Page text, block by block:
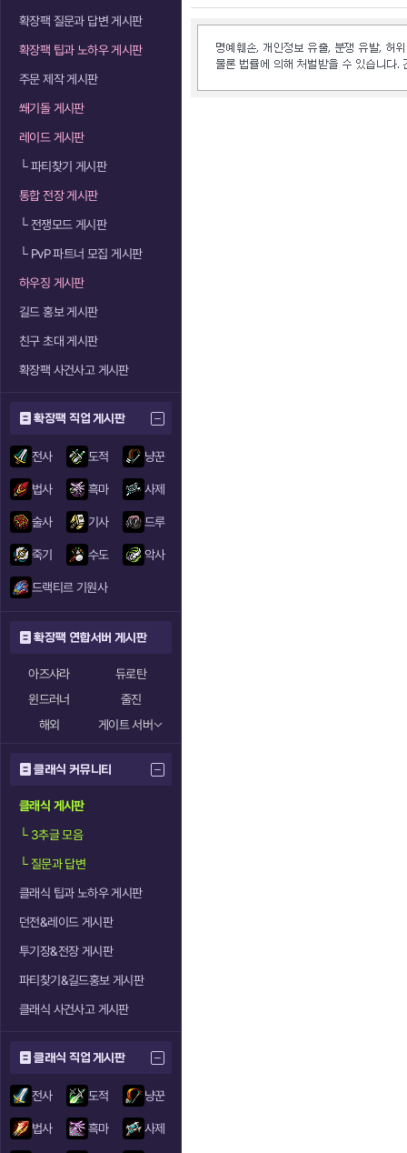
확장팩 질문과 답변 게시판
확장팩 팁과 노하우 게시판
주문 제작 게시판
쐐기돌 게시판
레이드 게시판
└파티찾기 게시판
통합 전장 게시판
└전쟁모드 게시판
└PvP 파트너 모집 게시판
하우징 게시판
길드 홍보 게시판
친구 초대 게시판
확장팩 사건사고 게시판
확장팩 직업 게시판
전사 도적 냥꾼
법사 흑마 사제
술사 기사 드루
죽기 수도 악사
드랙티르 기원사
확장팩 연합서버 게시판
아즈샤라
듀로탄
윈드러너
줄진
해외
게이트 서버
클래식 커뮤니티
클래식 게시판
└3추글 모음
└질문과 답변
클래식 팁과 노하우 게시판
던전&레이드 게시판
투기장&전장 게시판
파티찾기&길드홍보 게시판
클래식 사건사고 게시판
클래식 직업 게시판
전사 도적 냥꾼
법사 흑마 사제